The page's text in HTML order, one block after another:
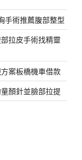
手術推薦腹部整型
拉皮手術找精靈
案板橋機車借款
顏針並臉部拉提